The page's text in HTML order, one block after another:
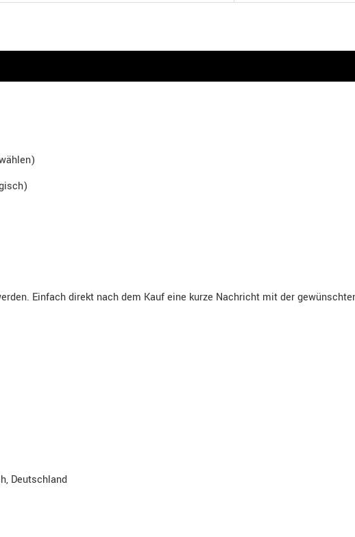
Einfach direkt nach dem Kauf eine kurze Nachricht mit der
Deutschland